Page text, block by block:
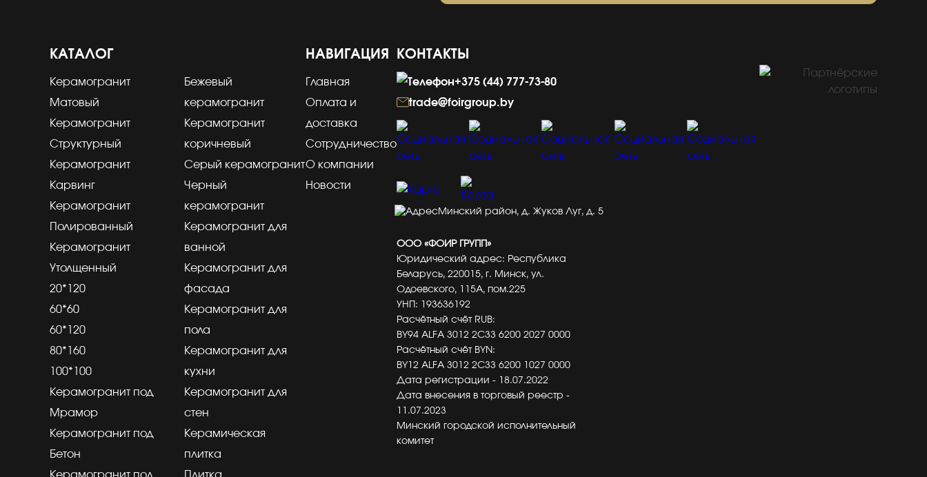
КАТАЛОГ
Керамогранит
Матовый
Керамогранит
Структурный
Керамогранит
Карвинг
Керамогранит
Полированный
Керамогранит
Утолщенный
20*120
60*60
60*120
80*160
100*100
Керамогранит под
Мрамор
Керамогранит под
Бетон
Керамогранит под
Бежевый
керамогранит
Керамогранит
коричневый
Серый керамогранит
Черный
керамогранит
Керамогранит для
ванной
Керамогранит для
фасада
Керамогранит для
пола
Керамогранит для
кухни
Керамогранит для
стен
Керамическая
плитка
Плитка
НАВИГАЦИЯ
Главная
Оплата и
доставка
Сотрудничество
О компании
Новости
КОНТАКТЫ
+375 (44) 777-73-80
trade@foirgroup.by
Минский район, д. Жуков Луг, д. 5
ООО «ФОИР ГРУПП»
Юридический адрес: Республика
Беларусь, 220015, г. Минск, ул.
Одоевского, 115А, пом.225
УНП: 193636192
Расчётный счёт RUB:
BY94 ALFA 3012 2C33 6200 2027 0000
Расчётный счёт BYN:
BY12 ALFA 3012 2C33 6200 1027 0000
Дата регистрации - 18.07.2022
Дата внесения в торговый реестр -
11.07.2023
Минский городской исполнительный
комитет